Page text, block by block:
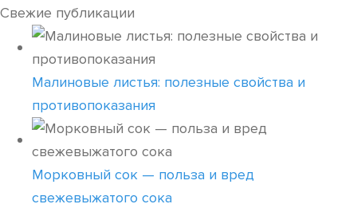
Свежие публикации
Малиновые листья: полезные свойства и
противопоказания
Морковный сок — польза и вред
свежевыжатого сока